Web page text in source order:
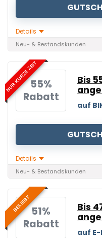
Details
Neu- & Bestandskunden
NUR KURZE ZEIT55%
Rabatt
Bis
auf
Details
Neu- & Bestandskunden
BELIEBT51%
Rabatt
Bis
auf E-